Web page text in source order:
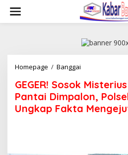
konten
Homepage / Banggai
Misterius
Mengapung
di
Pantai
GEGER! Sosok
Pantai Dimpalon,
Ungkap Fakta